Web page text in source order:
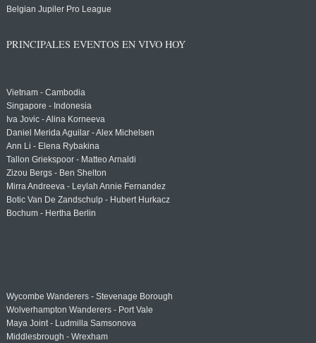
Belgian Jupiler Pro League
PRINCIPALES EVENTOS EN VIVO HOY
Vietnam - Cambodia
Singapore - Indonesia
Iva Jovic - Alina Korneeva
Daniel Merida Aguilar - Alex Michelsen
Ann Li - Elena Rybakina
Tallon Griekspoor - Matteo Arnaldi
Zizou Bergs - Ben Shelton
Mirra Andreeva - Leylah Annie Fernandez
Botic Van De Zandschulp - Hubert Hurkacz
Bochum - Hertha Berlin
Wycombe Wanderers - Stevenage Borough
Wolverhampton Wanderers - Port Vale
Maya Joint - Ludmilla Samsonova
Middlesbrough - Wrexham